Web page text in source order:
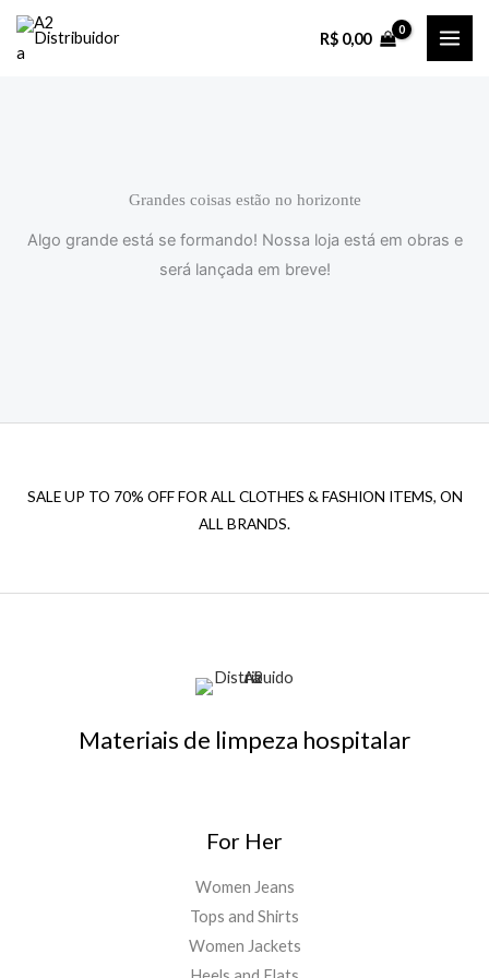
R$0,00
Grandes coisas estão no horizonte
Algo grande está se formando! Nossa loja está em obras e
será lançada em breve!
SALE UP TO 70% OFF FOR ALL CLOTHES & FASHION ITEMS, ON
ALL BRANDS.
Materiais de limpeza hospitalar
For Her
Women Jeans
Tops and Shirts
Women Jackets